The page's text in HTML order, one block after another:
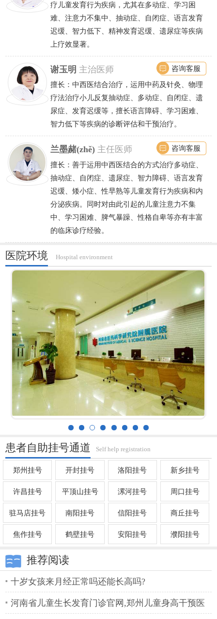
疗儿童发育行为疾病，尤其在多动症、学习困
难、注意力不集中、抽动症、自闭症、语言发育
迟缓、智力低下、精神发育迟缓、遗尿症等疾病
上疗效显著。
谢玉明 主治医师
擅长：中西医结合治疗，运用中药及针灸、物理
疗法治疗小儿反复抽动症、多动症、自闭症、遗
尿症、发育迟缓等，擅长语言障碍、学习困难、
智力低下等疾病的诊断评估和干预治疗。
咨询客服
兰墨赭(zhě) 主任医师
擅长：善于运用中西医结合的方式治疗多动症、
抽动症、自闭症、遗尿症、智力障碍、语言发育
迟缓、矮小症、性早熟等儿童发育行为疾病和内
分泌疾病。同时对由此引起的儿童注意力不集
中、学习困难、脾气暴躁、性格自卑等亦有丰富
的临床诊疗经验。
咨询客服
医院环境 Hospital environment
患者自助挂号通道 Self help registration
郑州挂号 开封挂号 洛阳挂号 新乡挂号
许昌挂号 平顶山挂号 漯河挂号 周口挂号
驻马店挂号 南阳挂号 信阳挂号 商丘挂号
焦作挂号 鹤壁挂号 安阳挂号 濮阳挂号
推荐阅读
十岁女孩来月经正常吗还能长高吗?
河南省儿童生长发育门诊官网,郑州儿童身高干预医